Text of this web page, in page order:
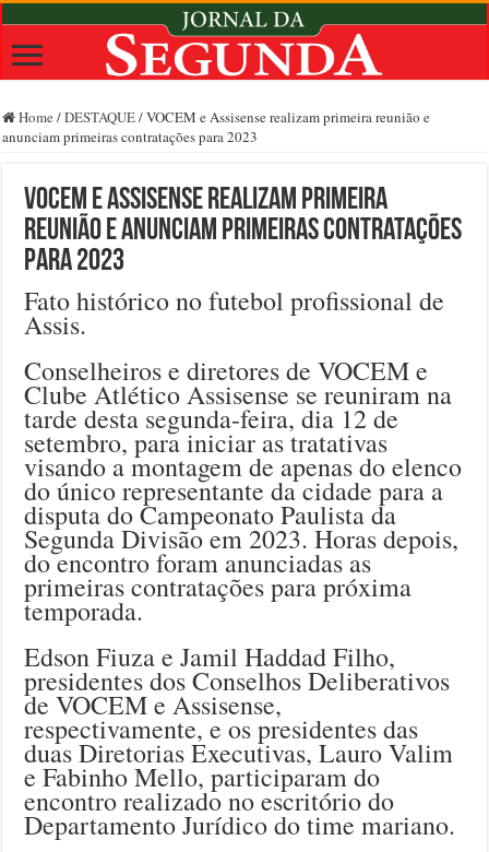
Home /DESTAQUE/VOCEM e Assisense realizam primeira reunião e
anunciam primeiras contratações para 2023
VOCEM e Assisense realizam primeira
reunião e anunciam primeiras contratações
para 2023
Fato histórico no futebol profissional de
Assis.
Conselheiros e diretores de VOCEM e
Clube Atlético Assisense se reuniram na
tarde desta segunda-feira, dia 12 de
setembro, para iniciar as tratativas
visando a montagem de apenas do elenco
do único representante da cidade para a
disputa do Campeonato Paulista da
Segunda Divisão em 2023. Horas depois,
do encontro foram anunciadas as
primeiras contratações para próxima
temporada.
Edson Fiuza e Jamil Haddad Filho,
presidentes dos Conselhos Deliberativos
de VOCEM e Assisense,
respectivamente, e os presidentes das
duas Diretorias Executivas, Lauro Valim
e Fabinho Mello, participaram do
encontro realizado no escritório do
Departamento Jurídico do time mariano.